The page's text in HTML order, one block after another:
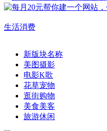
生活消费
新版块名称
美图摄影
电影K歌
花草宠物
逛街购物
美食美客
旅游休闲